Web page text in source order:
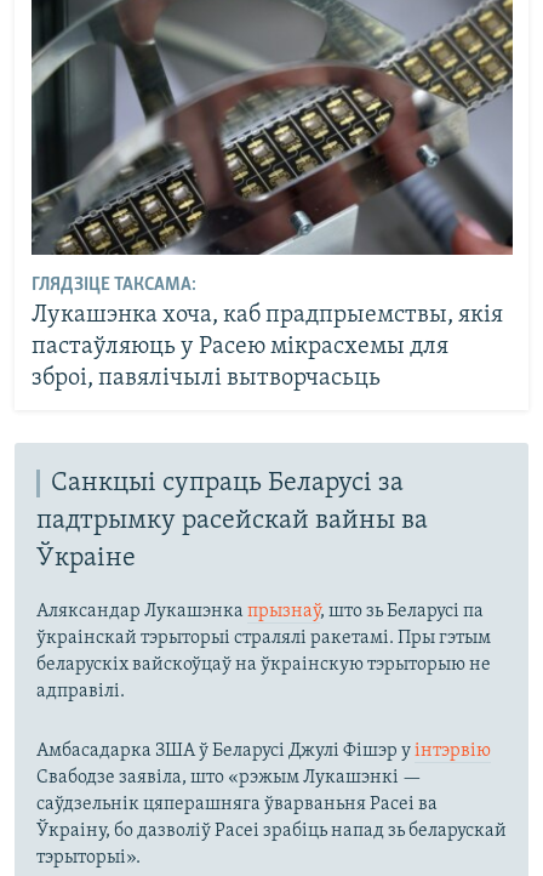
ГЛЯДЗІЦЕ ТАКСАМА:
Лукашэнка хоча, каб прадпрыемствы, якія
пастаўляюць у Расею мікрасхемы для
зброі, павялічылі вытворчасьць
Санкцыі супраць Беларусі за
падтрымку расейскай вайны ва
Ўкраіне
Аляксандар Лукашэнка прызнаў, што зь Беларусі па
ўкраінскай тэрыторыі стралялі ракетамі. Пры гэтым
беларускіх вайскоўцаў на ўкраінскую тэрыторыю не
адправілі.
Амбасадарка ЗША ў Беларусі Джулі Фішэр уінтэрвію
Свабодзе заявіла, што «рэжым Лукашэнкі —
саўдзельнік цяперашняга ўварваньня Расеі ва
Ўкраіну, бо дазволіў Расеі зрабіць напад зь беларускай
тэрыторыі».